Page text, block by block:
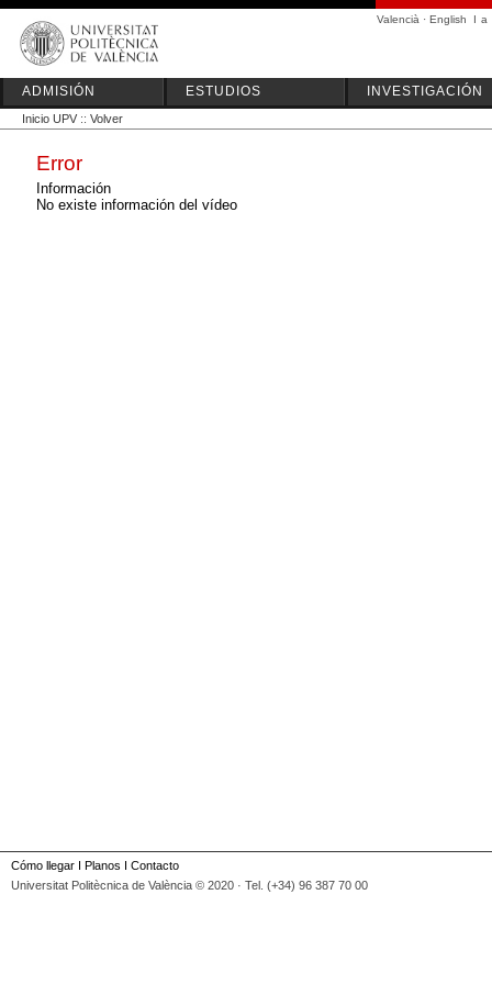
Valencià · English I a
ADMISIÓN ESTUDIOS INVESTIGACIÓN
Inicio UPV :: Volver
Error
Información
No existe información del vídeo
Cómo llegar I Planos I Contacto
Universitat Politècnica de València © 2020 · Tel. (+34) 96 387 70 00